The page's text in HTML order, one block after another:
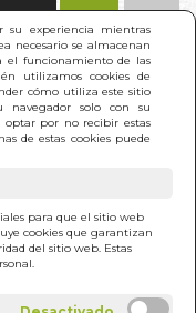
su experiencia mientras
necesario se almacenan
el funcionamiento de las
utilizamos cookies de
cómo utiliza este sitio
navegador solo con su
por no recibir estas
de estas cookies puede
para que el sitio web
cookies que garantizan
del sitio web. Estas